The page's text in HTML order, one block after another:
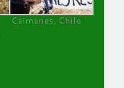
Caimanes, Chile